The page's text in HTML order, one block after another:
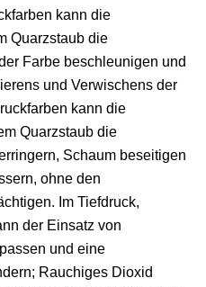
kann die
Quarzstaub die
Farbe beschleunigen und
und Verwischens der
kann die
Quarzstaub die
Schaum beseitigen
ohne den
Im Tiefdruck,
der Einsatz von
und eine
Rauchiges Dioxid